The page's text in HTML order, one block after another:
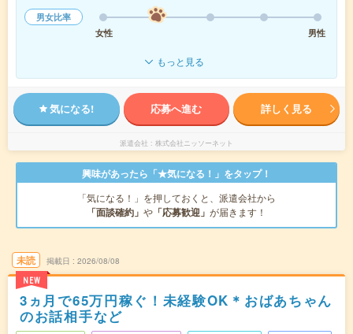
男女比率
女性
男性
もっと見る
気になる! 応募へ進む 詳しく見る
派遣会社 株式会社ニッソーネット
興味があったら「★気になる！」をタップ！
「気になる！」を押しておくと、派遣会社から
「面談確約」 や 「応募歓迎」 が届きます！
未読
NEW
掲載日 2026/08/08
3ヵ月で65万円稼ぐ！未経験OK＊おばあちゃん
のお話相手など